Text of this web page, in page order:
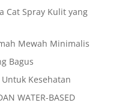
Cat Spray Kulit yang
Mewah Minimalis
Bagus
Kesehatan
WATER-BASED